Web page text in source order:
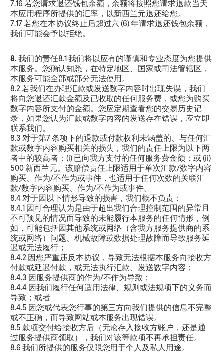
7.16 若您请求退还钱包余额，余额将按照您请求退款当天
本应用程序所提供的汇率，以新西兰元退还给您。
7.17 若您在本协议终止后超过六 (6) 年请求退还钱包余额，
我们可能会予以拒绝。
8. 我们的责任8.1 我们将以应有的谨慎和专业态度为您提供
本服务。您确认知悉，在特定地区、国家或司法管辖区，
本服务可能全部或部分无法使用。
8.2 若我们在办理汇款或发送数字内容时出现失误，我们
将向您退还汇款金额及已收取的任何服务费，或您为购买
数字内容所支付的金额。您应定期查看您的交易历史记
录，如果您认为汇款或数字内容的发送存在错误，应立即
联系我们。
8.3 对于第7 条项下的退款或付款权利未涵盖的、与任何汇
款或数字内容购买相关的损失，我们的责任上限为以下两
者中的较高者：(i) 已向我方支付的任何服务费金额；或 (ii)
500 新西兰元。该赔偿责任上限适用于单次汇款/数字内容
购买、作为/不作为或事件，也适用于任何次数的关联汇
款/数字内容购买、作为/不作为或事件。
8.4 对于因以下情形导致的损害，我们概不负责：
8.4.1 因可合理认为是由于超出我们合理控制范围的异常且
不可预见的情况而导致的未能履行本服务的任何情形，例
如，可能包括因其他系统或网络（含我方服务提供商的系
统或网络）问题、机械故障或数据处理故障而导致服务延
迟或无法履行；
8.4.2 因您严重违反本协议，导致无法根据本服务向接收方
付款或延迟付款，或无法执行汇款、发送数字内容；
8.4.3 因服务提供商的作为/不作为导致；
8.4.4 因我们履行任何适用法律、规则或法规项下的义务而
导致；或者
8.4.5 因您或代表您行事的第三方向我们提供的信息不完整
或不正确，而导致网站或本服务出现错误。
8.5 款项交付给接收方后（无论存入接收方账户，还是通
过服务提供商领取），我们对该等款项不再承担责任。
8.6 我们所提供的服务仅限您用于个人及私人用途。‍